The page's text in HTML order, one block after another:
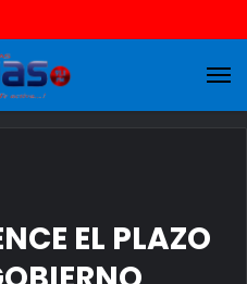
EL PLAZO